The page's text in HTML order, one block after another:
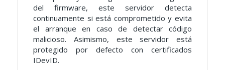
del firmware, este servidor detecta
continuamente si está comprometido y evita
el arranque en caso de detectar código
malicioso. Asimismo, este servidor está
protegido por defecto con certificados
IDevID.